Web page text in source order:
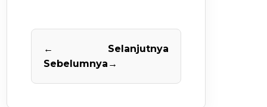
←
Sebelumnya
Selanjutnya
→